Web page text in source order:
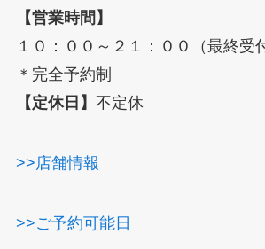
【営業時間】
１０：００～２１：００（最終受
＊完全予約制
【定休日】 不定休
>>店舗情報
>>ご予約可能日